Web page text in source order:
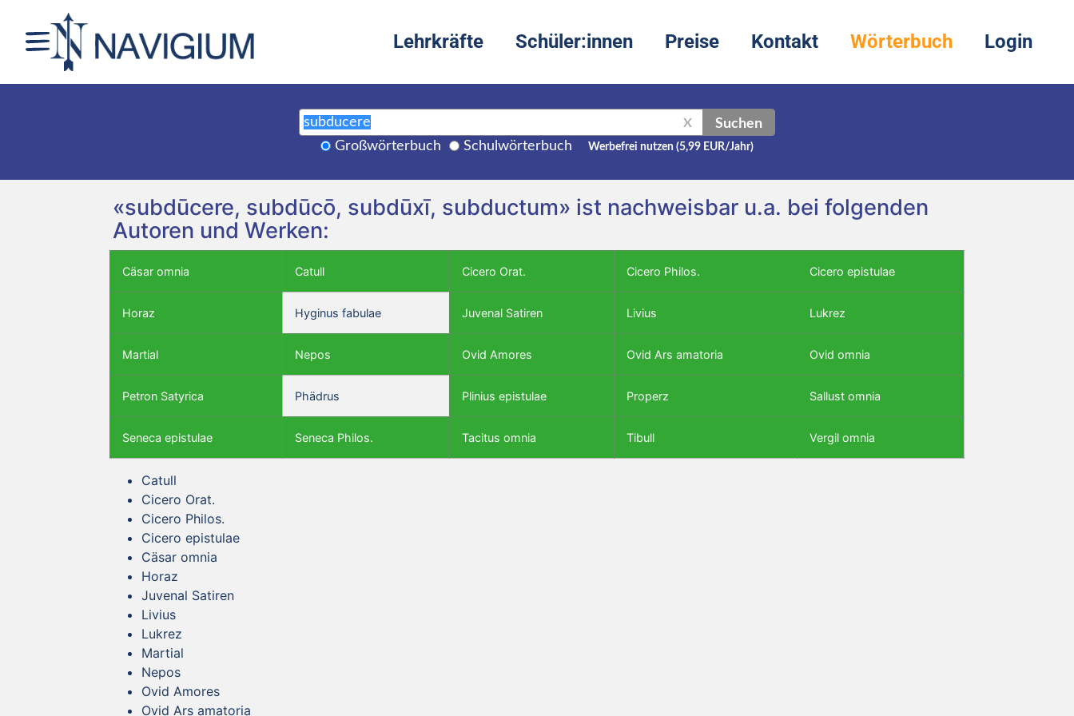
Lehrkräfte Schüler:innen Preise Kontakt Wörterbuch Login
X Suchen
Großwörterbuch Schulwörterbuch Werbefrei nutzen (5,99 EUR/Jahr)
«subdūcere, subdūcō, subdūxī, subductum» ist nachweisbar u.a. bei folgenden
Autoren und Werken:
Cäsar omnia Catull Cicero Orat. Cicero Philos. Cicero epistulae
Horaz Hyginus fabulae Juvenal Satiren Livius Lukrez
Martial Nepos Ovid Amores Ovid Ars amatoria Ovid omnia
Petron Satyrica Phädrus Plinius epistulae Properz Sallust omnia
Seneca epistulae Seneca Philos. Tacitus omnia Tibull Vergil omnia
Catull
Cicero Orat.
Cicero Philos.
Cicero epistulae
Cäsar omnia
Horaz
Juvenal Satiren
Livius
Lukrez
Martial
Nepos
Ovid Amores
Ovid Ars amatoria